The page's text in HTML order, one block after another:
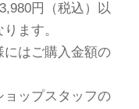
円（税込）以
ます。
はご購入金額の
ップスタッフの